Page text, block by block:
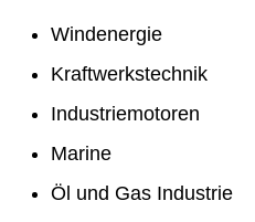
Windenergie
Kraftwerkstechnik
Industriemotoren
Marine
Öl und Gas Industrie